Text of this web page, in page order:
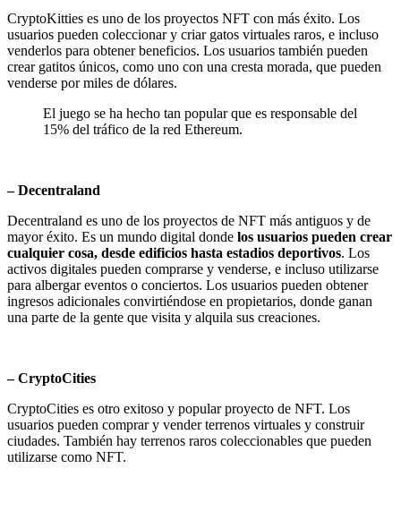
CryptoKitties es uno de los proyectos NFT con más éxito. Los
usuarios pueden coleccionar y criar gatos virtuales raros, e incluso
venderlos para obtener beneficios. Los usuarios también pueden
crear gatitos únicos, como uno con una cresta morada, que pueden
venderse por miles de dólares.
El juego se ha hecho tan popular que es responsable del
15% del tráfico de la red Ethereum.
– Decentraland
Decentraland es uno de los proyectos de NFT más antiguos y de
mayor éxito. Es un mundo digital donde los usuarios pueden crear
cualquier cosa, desde edificios hasta estadios deportivos. Los
activos digitales pueden comprarse y venderse, e incluso utilizarse
para albergar eventos o conciertos. Los usuarios pueden obtener
ingresos adicionales convirtiéndose en propietarios, donde ganan
una parte de la gente que visita y alquila sus creaciones.
– CryptoCities
CryptoCities es otro exitoso y popular proyecto de NFT. Los
usuarios pueden comprar y vender terrenos virtuales y construir
ciudades. También hay terrenos raros coleccionables que pueden
utilizarse como NFT.